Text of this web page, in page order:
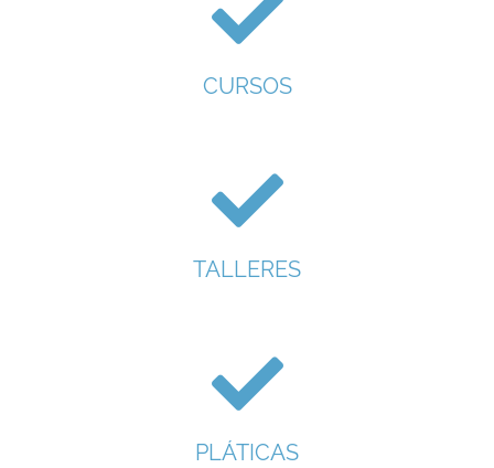
CURSOS
TALLERES
PLÁTICAS